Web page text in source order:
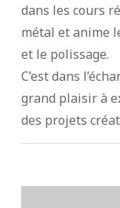
dans les cours
métal et anime
et le polissage.
C’est dans
grand plaisir à
des projets